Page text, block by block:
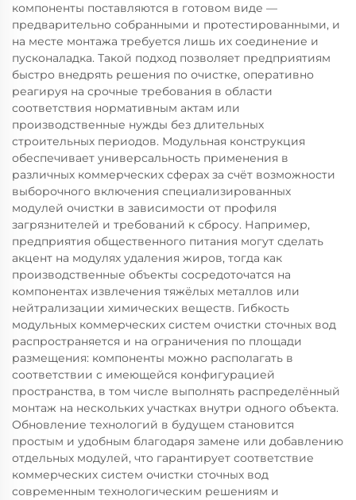
компоненты поставляются в готовом виде —
предварительно собранными и протестированными, и
на месте монтажа требуется лишь их соединение и
пусконаладка. Такой подход позволяет предприятиям
быстро внедрять решения по очистке, оперативно
реагируя на срочные требования в области
соответствия нормативным актам или
производственные нужды без длительных
строительных периодов. Модульная конструкция
обеспечивает универсальность применения в
различных коммерческих сферах за счёт возможности
выборочного включения специализированных
модулей очистки в зависимости от профиля
загрязнителей и требований к сбросу. Например,
предприятия общественного питания могут сделать
акцент на модулях удаления жиров, тогда как
производственные объекты сосредоточатся на
компонентах извлечения тяжёлых металлов или
нейтрализации химических веществ. Гибкость
модульных коммерческих систем очистки сточных вод
распространяется и на ограничения по площади
размещения: компоненты можно располагать в
соответствии с имеющейся конфигурацией
пространства, в том числе выполнять распределённый
монтаж на нескольких участках внутри одного объекта.
Обновление технологий в будущем становится
простым и удобным благодаря замене или добавлению
отдельных модулей, что гарантирует соответствие
коммерческих систем очистки сточных вод
современным технологическим решениям и